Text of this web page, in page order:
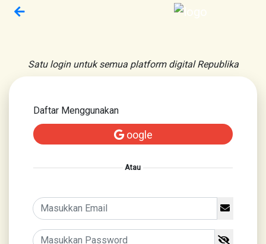
Satu login untuk semua platform digital Republika
Daftar Menggunakan
oogle
Atau